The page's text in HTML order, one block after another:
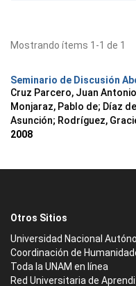
Mostrando ítems 1-1 de 1
Seminario de Discusión
Cruz Parcero, Juan
Monjaraz, Pablo de; Díaz
Asunción; Rodríguez,
2008
Otros Sitios
Universidad Nacional
Coordinación de
Toda la UNAM en línea
Red Universitaria de